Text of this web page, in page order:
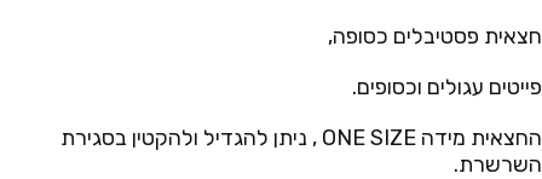
חצאית פסטיבלים כסופה,
פייטים עגולים וכסופים.
החצאית מידה ONE SIZE , ניתן להגדיל ולהקטין בסגירת
השרשרת.